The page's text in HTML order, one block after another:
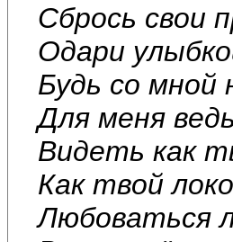
Сбрось свои
Одари
Будь со мной
Для меня
Видеть как
Как твой
Любоваться